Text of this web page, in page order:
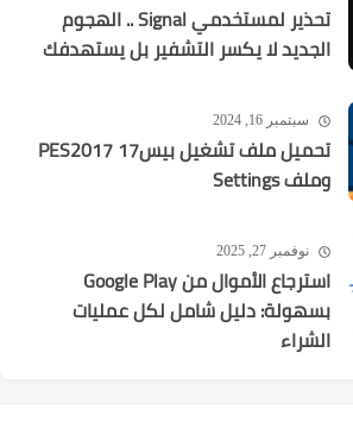
تحذير لمستخدمي Signal .. الهجوم
الجديد لا يكسر التشفير بل يستهدفك
سبتمبر 16, 2024
تحميل ملف تشغيل بيس17 PES2017
وملف Settings
نوفمبر 27, 2025
استرجاع الأموال من Google Play
بسهولة: دليل شامل لكل عمليات
الشراء